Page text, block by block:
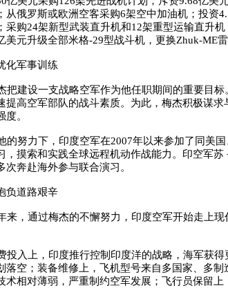
从俄罗斯或欧洲空客采购6架空中加油机；投资
采购24架新型武装直升机和12架重型运输直升
美元升级全部米格-29型战斗机，更换Zhuk-ME雷
化军事训练
建设一支战略空军作为他任职期间的重要目标
提高空军部队的战斗素质。为此，梅杰积极谋
度。
努力下，印度空军在2007年以来参加了同美
，摸索和实践全球远程机动作战能力。印空军
次奔赴海外参与联合演习。
负道路艰辛
，通过梅杰的不懈努力，印度空军开始走上
入上，印度推行控制印度洋的战略，海军获
落空；装备维修上，飞机型号来自多国家、多
术相对薄弱，严重制约空军发展；飞行员保留